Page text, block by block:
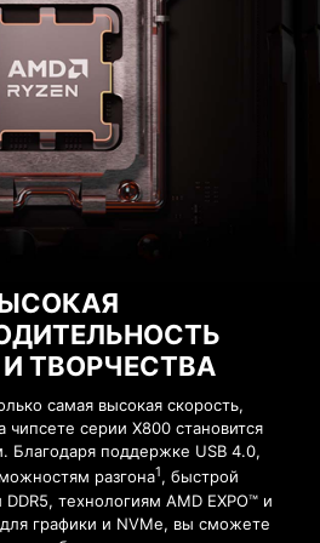
линий PCIe
цвета своему
Разъемы
подсветки Mystic
служат для
подключения
светодиодных
специального RGB-
A-RAINBOW
V2
их в файл
например CSV
HTML.
многоуровневая
устройств и
в сети – в
Включает в себя
даркнета. К
ТВОРЧЕСТВА
самая высокая скорость,
чипсете серии X800 становится
Благодаря поддержке USB 4.0,
разгона1 , быстрой
технологиям AMD EXPO™ и
графики и NVMe, вы сможете